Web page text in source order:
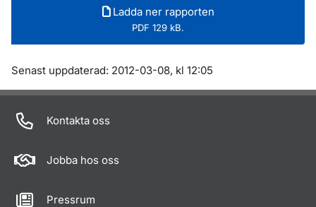
Ladda ner rapporten
PDF 129 kB.
Om sidan
Senast uppdaterad: 2012-03-08, kl 12:05
Kontakta oss
Jobba hos oss
Pressrum